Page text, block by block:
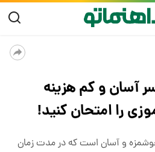
آسان و کم هزینه
را امتحان کنید!
و آسان است که در مدت زمان